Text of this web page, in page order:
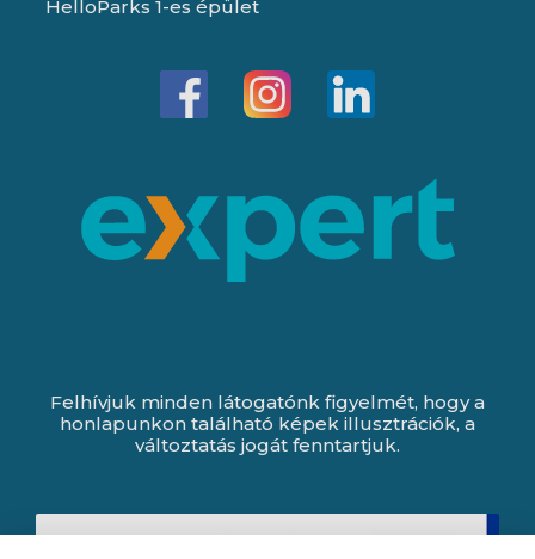
HelloParks 1-es épület
Felhívjuk minden látogatónk figyelmét, hogy a
honlapunkon található képek illusztrációk, a
változtatás jogát fenntartjuk.